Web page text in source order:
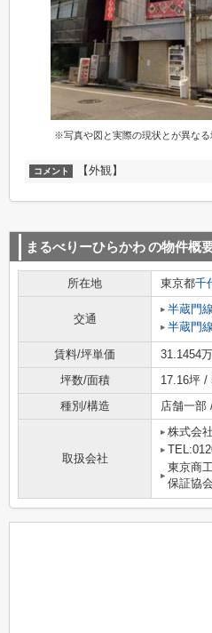
※写真や図と実際の現状とが異な
コメント 【外観】
まるべりーひらかわの物件概
所在地 東京都千
交通
半蔵門線
半蔵門線
賃料/坪単価 31.1454
坪数/面積
17.16坪 /
種別/構造
店舗一部
取扱会社
株式会
東京商
保証協